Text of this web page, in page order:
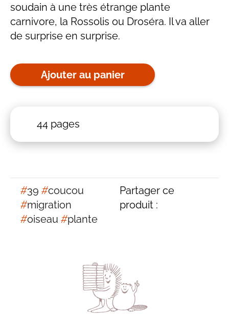
soudain à une très étrange plante
carnivore, la Rossolis ou Droséra. Il va aller
de surprise en surprise.
Ajouter au panier
44 pages
#39 #coucou
#migration
#oiseau #plante
Partager ce
produit :